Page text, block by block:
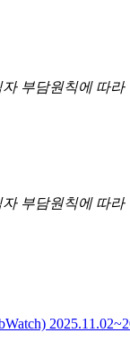
자 부담원칙에 따라
자 부담원칙에 따라